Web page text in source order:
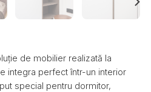
de mobilier realizată la
integra perfect într-un interior
special pentru dormitor,